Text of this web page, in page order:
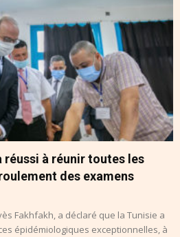
réussi à réunir toutes les
des examens
Fakhfakh, a déclaré que la Tunisie a
épidémiologiques exceptionnelles, à